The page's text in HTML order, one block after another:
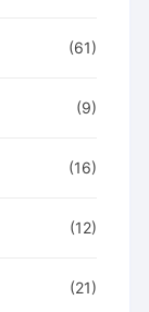
(61)
(9)
(16)
(12)
(21)